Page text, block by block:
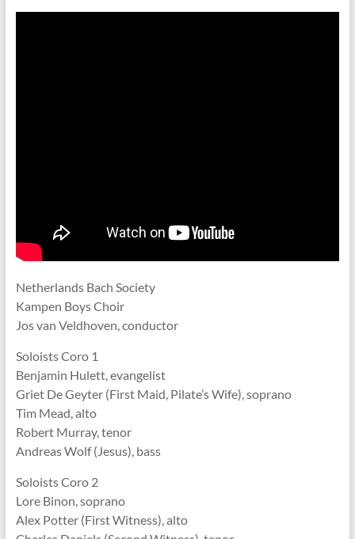
Netherlands Bach Society
Kampen Boys Choir
Jos van Veldhoven, conductor
Soloists Coro 1
Benjamin Hulett, evangelist
Griet De Geyter (First Maid, Pilate’s Wife), soprano
Tim Mead, alto
Robert Murray, tenor
Andreas Wolf (Jesus), bass
Soloists Coro 2
Lore Binon, soprano
Alex Potter (First Witness), alto